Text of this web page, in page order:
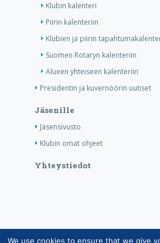
Klubin kalenteri
Piirin kalenteriin
Klubien ja piirin
Suomen Rotaryn kalenteriin
Alueen yhteiseen kalenteriin
Presidentin ja kuvernöörin uutiset
Jäsenille
Jäsensivusto
Klubin omat ohjeet
Yhteystiedot
We use cookies to ensure that we give